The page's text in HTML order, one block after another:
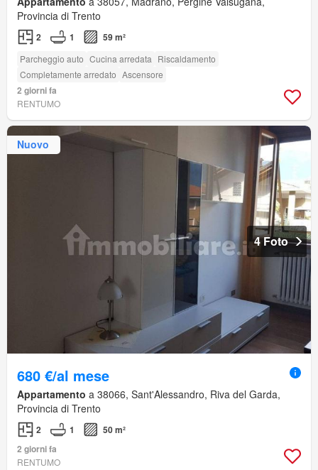
Provincia di Trento
2 1 59 m²
Parcheggio auto Cucina arredata Riscaldamento
Completamente arredato Ascensore
2 giorni fa
RENTUMO
Nuovo
4 Foto
680 €/al mese
Appartamento a 38066, Sant'Alessandro, Riva del Garda,
Provincia di Trento
2 1
50 m²
2 giorni fa
RENTUMO